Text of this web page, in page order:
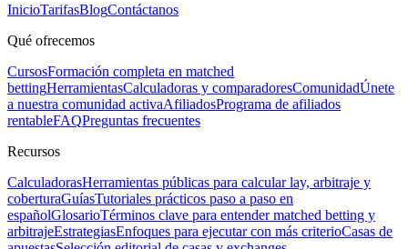
InicioTarifasBlogContáctanos
Qué ofrecemos
CursosFormación completa en matched
bettingHerramientasCalculadoras y comparadoresComunidadÚnete
a nuestra comunidad activaAfiliadosPrograma de afiliados
rentableFAQPreguntas frecuentes
Recursos
CalculadorasHerramientas públicas para calcular lay, arbitraje y
coberturaGuíasTutoriales prácticos paso a paso en
españolGlosarioTérminos clave para entender matched betting y
arbitrajeEstrategiasEnfoques para ejecutar con más criterioCasas de